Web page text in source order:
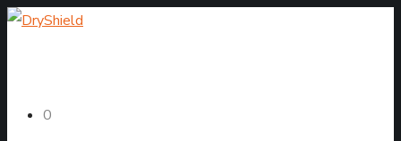
0